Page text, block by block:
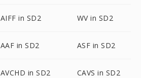
AIFF in SD2 WV in SD2
AAF in SD2 ASF in SD2
AVCHD in SD2 CAVS in SD2